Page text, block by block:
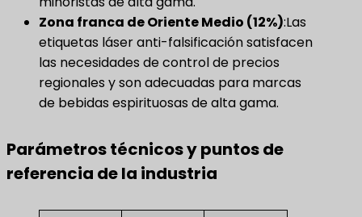
Zona franca de Oriente Medio (12%)​:Las
etiquetas láser anti-falsificación satisfacen
las necesidades de control de precios
regionales y son adecuadas para marcas
de bebidas espirituosas de alta gama.
Parámetros técnicos y puntos de
referencia de la industria